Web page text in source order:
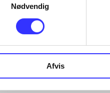
Nødvendig
Afvis
...